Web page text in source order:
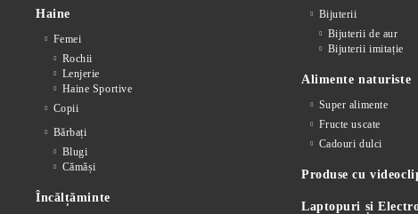
Haine
Femei
Rochii
Lenjerie
Haine Sportive
Copii
Bărbați
Blugi
Cămăși
Încălțăminte
Bijuterii
Bijuterii de aur
Bijuterii imitație
Alimente naturiste
Super alimente
Fructe uscate
Cadouri dulci
Produse cu
Laptopuri și